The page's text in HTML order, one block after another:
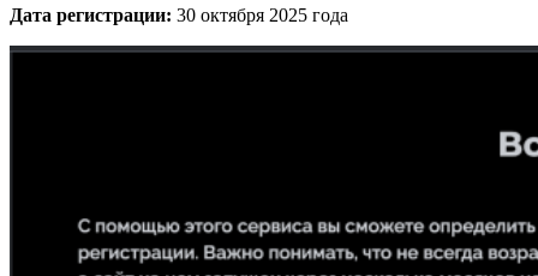
Дата регистрации: 30 октября 2025 года